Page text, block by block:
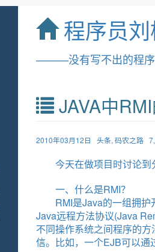
程序员
———没有写不出的程序
JAVA中
2010年03月12日 头条, 码农之路
今天在做项目时讨论到
一、什么是RMI？
RMI是Java的一组拥护
Java远程方法协议(Java
不同操作系统之间程序的
信。比如，一个EJB可以通